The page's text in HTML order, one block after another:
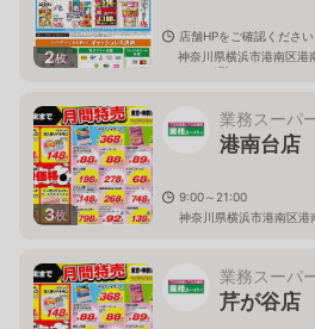
2枚
店舗HPをご確認ください
神奈川県横浜市港南区
place 1階
3枚
業務スーパ
港南台店
9:00～21:00
神奈川県横浜市港南区
業務スーパ
芹が谷店